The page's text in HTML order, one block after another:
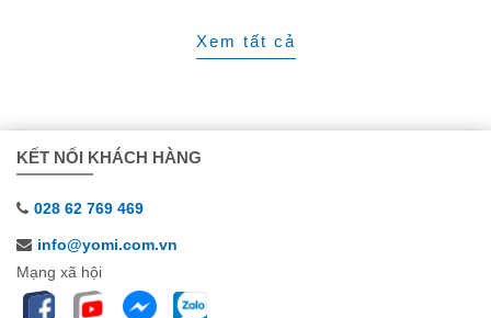
Xem tất cả
KẾT NỐI KHÁCH HÀNG
028 62 769 469
info@yomi.com.vn
Mạng xã hội